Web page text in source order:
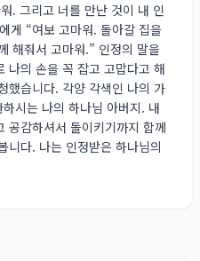
. 그리고 너를 만난 것이 내 인
게 “여보 고마워. 돌아갈 집을
해줘서 고마워.” 인정의 말을
나의 손을 꼭 잡고 고맙다고 해
했습니다. 각양 각색인 나의 가
시는 나의 하나님 아버지. 내
공감하셔서 돌이키기까지 함께
니다. 나는 인정받은 하나님의